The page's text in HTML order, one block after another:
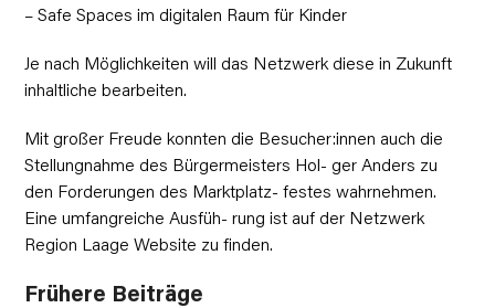
– Safe Spaces im digitalen Raum für Kinder
Je nach Möglichkeiten will das Netzwerk diese in Zukunft
inhaltliche bearbeiten.
Mit großer Freude konnten die Besucher:innen auch die
Stellungnahme des Bürgermeisters Hol- ger Anders zu
den Forderungen des Marktplatz- festes wahrnehmen.
Eine umfangreiche Ausfüh- rung ist auf der Netzwerk
Region Laage Website zu finden.
Frühere Beiträge